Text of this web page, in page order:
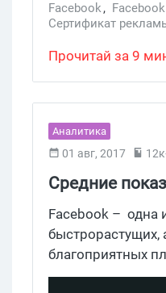
Facebook,
Сертификат
Прочитай за 9
Аналитика
01 авг, 2017
Средние
Facebook 2017
Facebook – одна
быстрорастущих,
благоприятных
у которой почти